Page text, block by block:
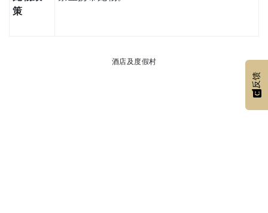
策
酒店及度假村
反馈